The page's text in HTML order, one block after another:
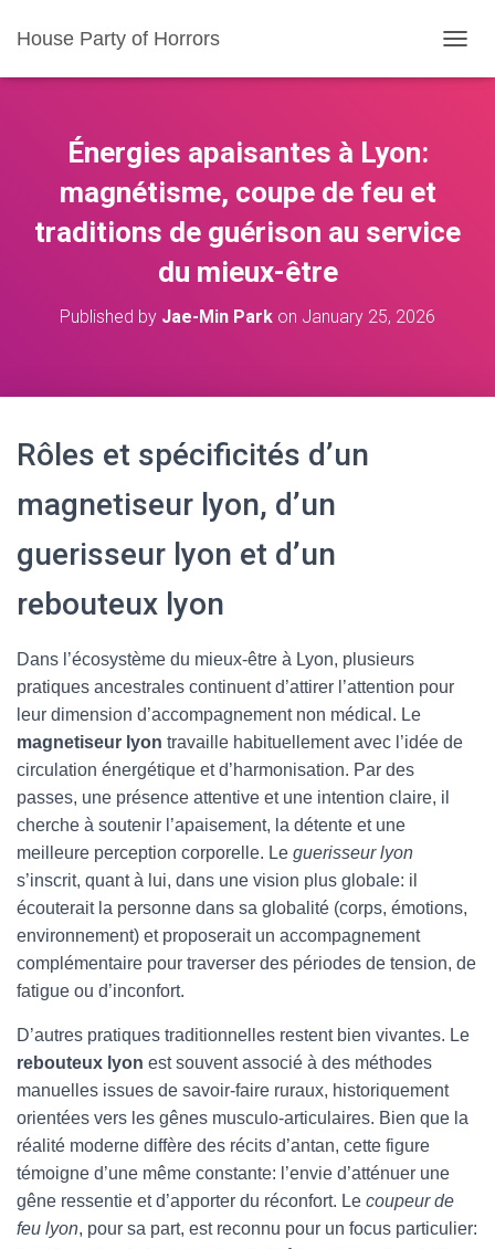
House Party of Horrors
O
V
I
Énergies apaisantes à Lyon:
magnétisme, coupe de feu et
traditions de guérison au service
du mieux-être
Published by Jae-Min Park on January 25, 2026
Rôles et spécificités d’un
magnetiseur lyon, d’un
guerisseur lyon et d’un
rebouteux lyon
Dans l’écosystème du mieux-être à Lyon, plusieurs
pratiques ancestrales continuent d’attirer l’attention pour
leur dimension d’accompagnement non médical. Le
magnetiseur lyon travaille habituellement avec l’idée de
circulation énergétique et d’harmonisation. Par des
passes, une présence attentive et une intention claire, il
cherche à soutenir l’apaisement, la détente et une
meilleure perception corporelle. Le guerisseur lyon
s’inscrit, quant à lui, dans une vision plus globale: il
écouterait la personne dans sa globalité (corps, émotions,
environnement) et proposerait un accompagnement
complémentaire pour traverser des périodes de tension, de
fatigue ou d’inconfort.
D’autres pratiques traditionnelles restent bien vivantes. Le
rebouteux lyon est souvent associé à des méthodes
manuelles issues de savoir-faire ruraux, historiquement
orientées vers les gênes musculo-articulaires. Bien que la
réalité moderne diffère des récits d’antan, cette figure
témoigne d’une même constante: l’envie d’atténuer une
gêne ressentie et d’apporter du réconfort. Le coupeur de
feu lyon, pour sa part, est reconnu pour un focus particulier: